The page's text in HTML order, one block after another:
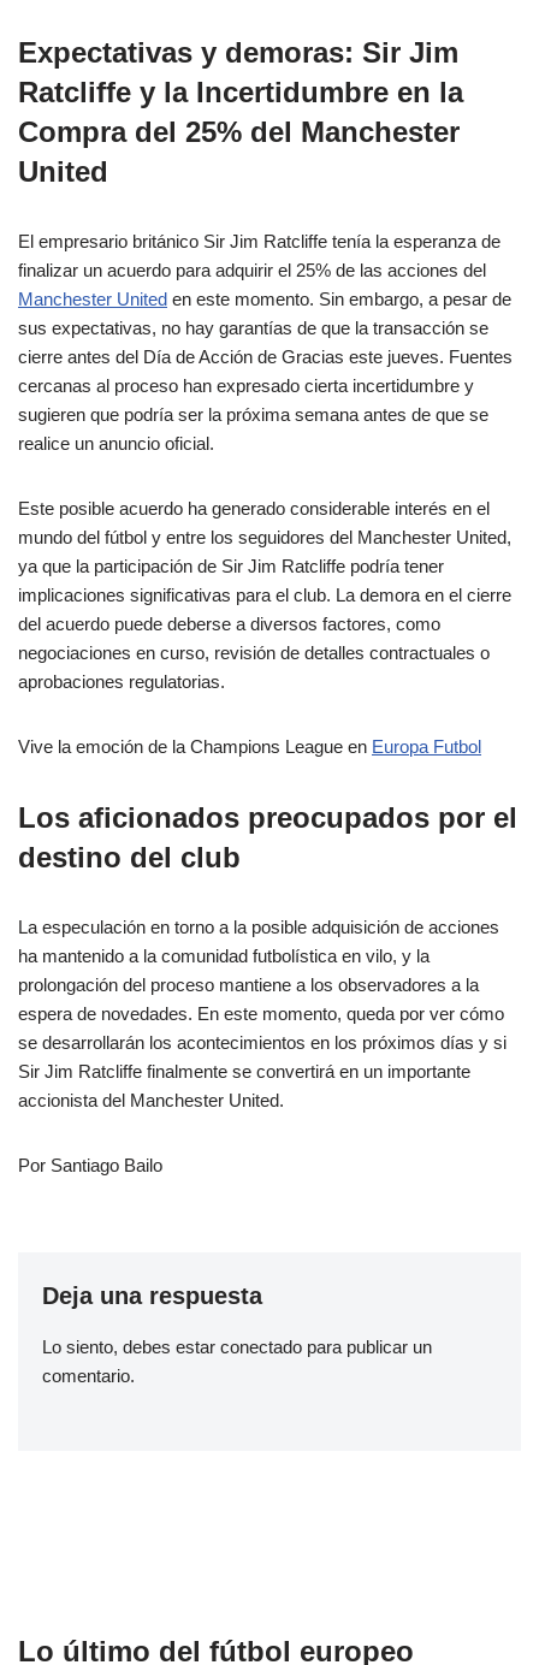
Expectativas y demoras: Sir Jim
Ratcliffe y la Incertidumbre en la
Compra del 25% del Manchester
United
El empresario británico Sir Jim Ratcliffe tenía la esperanza de
finalizar un acuerdo para adquirir el 25% de las acciones del
Manchester United en este momento. Sin embargo, a pesar de
sus expectativas, no hay garantías de que la transacción se
cierre antes del Día de Acción de Gracias este jueves. Fuentes
cercanas al proceso han expresado cierta incertidumbre y
sugieren que podría ser la próxima semana antes de que se
realice un anuncio oficial.
Este posible acuerdo ha generado considerable interés en el
mundo del fútbol y entre los seguidores del Manchester United,
ya que la participación de Sir Jim Ratcliffe podría tener
implicaciones significativas para el club. La demora en el cierre
del acuerdo puede deberse a diversos factores, como
negociaciones en curso, revisión de detalles contractuales o
aprobaciones regulatorias.
Vive la emoción de la Champions League en Europa Futbol
Los aficionados preocupados por el
destino del club
La especulación en torno a la posible adquisición de acciones
ha mantenido a la comunidad futbolística en vilo, y la
prolongación del proceso mantiene a los observadores a la
espera de novedades. En este momento, queda por ver cómo
se desarrollarán los acontecimientos en los próximos días y si
Sir Jim Ratcliffe finalmente se convertirá en un importante
accionista del Manchester United.
Por Santiago Bailo
Deja una respuesta
Lo siento, debes estar conectado para publicar un
comentario.
Lo último del fútbol europeo